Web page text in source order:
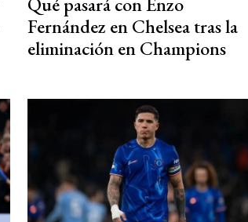
Fernández en Chelsea tras la
eliminación en Champions